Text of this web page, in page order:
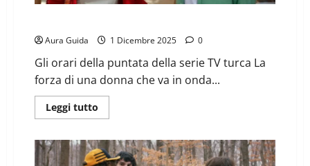
Aura Guida 1 Dicembre 2025 0
Gli orari della puntata della serie TV turca La
forza di una donna che va in onda...
Leggi tutto